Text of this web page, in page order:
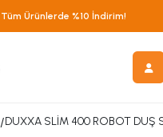
Tüm Ürünlerde %10 İndirim!
/DUXXA SLİM 400 ROBOT DUŞ